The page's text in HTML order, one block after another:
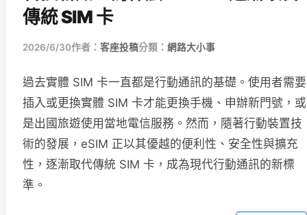
傳統 SIM 卡
2026/6/30作者： 客座投稿分類： 網路大小事
過去實體 SIM 卡一直都是行動通訊的基礎。使用者需要
插入或更換實體 SIM 卡才能更換手機、申辦新門號，或
是出國旅遊使用當地電信服務。然而，隨著行動裝置技
術的發展，eSIM 正以其優越的便利性、安全性與擴充
性，逐漸取代傳統 SIM 卡，成為現代行動通訊的新標
準。